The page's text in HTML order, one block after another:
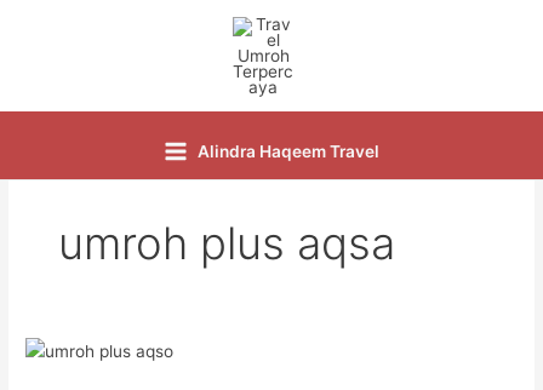
Alindra Haqeem Travel
umroh plus aqsa
Paket